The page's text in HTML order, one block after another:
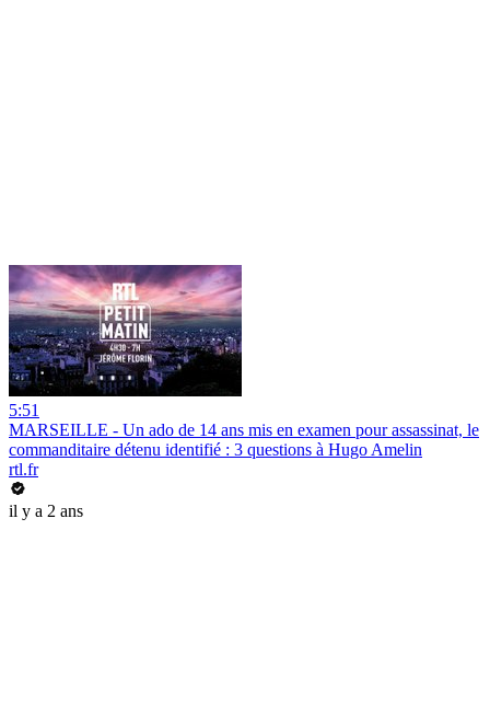
5:51
MARSEILLE - Un ado de 14 ans mis en examen pour assassinat, le
commanditaire détenu identifié : 3 questions à Hugo Amelin
rtl.fr
il y a 2 ans